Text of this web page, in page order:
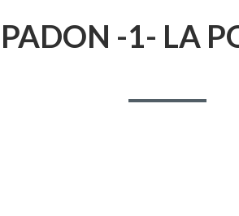
-1- LA